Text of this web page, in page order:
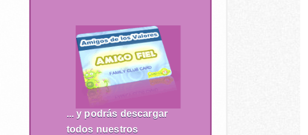
... y podrás descargar
todos nuestros